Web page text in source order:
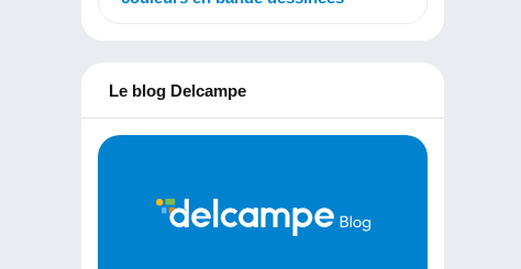
Le blog Delcampe